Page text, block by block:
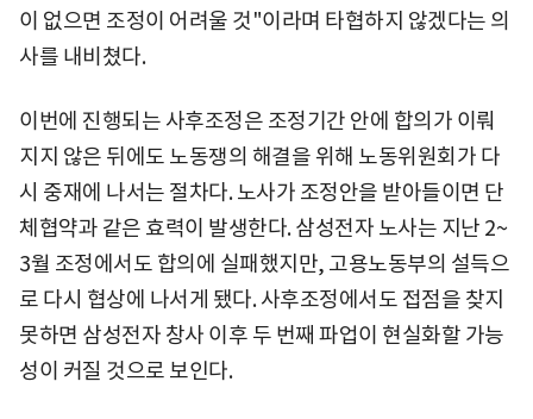
이 없으면 조정이 어려울 것"이라며 타협하지 않겠다는 의
사를 내비쳤다.
이번에 진행되는 사후조정은 조정기간 안에 합의가 이뤄
지지 않은 뒤에도 노동쟁의 해결을 위해 노동위원회가 다
시 중재에 나서는 절차다. 노사가 조정안을 받아들이면 단
체협약과 같은 효력이 발생한다. 삼성전자 노사는 지난 2~
3월 조정에서도 합의에 실패했지만, 고용노동부의 설득으
로 다시 협상에 나서게 됐다. 사후조정에서도 접점을 찾지
못하면 삼성전자 창사 이후 두 번째 파업이 현실화할 가능
성이 커질 것으로 보인다.